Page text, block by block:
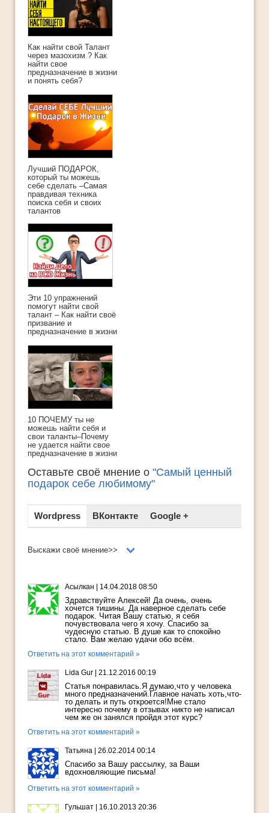
Как найти свой Талант
через мазохизм ? Как
найти свое
предназначение в жизни
и понять себя?
Лучший ПОДАРОК,
который ты можешь
себе сделать –Самая
правдивая техника
поиска себя и своих
талантов
Эти 10 упражнений
помогут найти свой
талант – Как найти своё
призвание и
предназначение в жизни
10 ПОЧЕМУ ты не
можешь найти себя и
свои таланты–Почему
не удается найти свое
предназначение в жизни
Оставьте своё мнение о "Самый ценный
подарок себе любимому"
Wordpress ВКонтакте Google +
Выскажи своё мнение>>
Асылкан | 14.04.2018 08:50
Здравствуйте Алексей! Да очень, очень
хочется тишины. Да наверное сделать себе
подарок. Читая Вашу статью, я себя
почувствовала чего я хочу. Спасибо за
чудесную статью. В душе как то спокойно
стало. Вам желаю удачи обо всём.
Ответить на этот комментарий »
Lida Gur | 21.12.2016 00:19
Статья понравилась.Я думаю,что у человека
много предназначений.Главное начать хоть,что-
то делать и путь откроется!Мне стало
интересно почему в отзывах никто не написал
чем же он занялся пройдя этот курс?
Ответить на этот комментарий »
Татьяна | 26.02.2014 00:14
Спасибо за Вашу рассылку, за Ваши
вдохновляющие письма!
Ответить на этот комментарий »
Гульшат | 16.10.2013 20:36